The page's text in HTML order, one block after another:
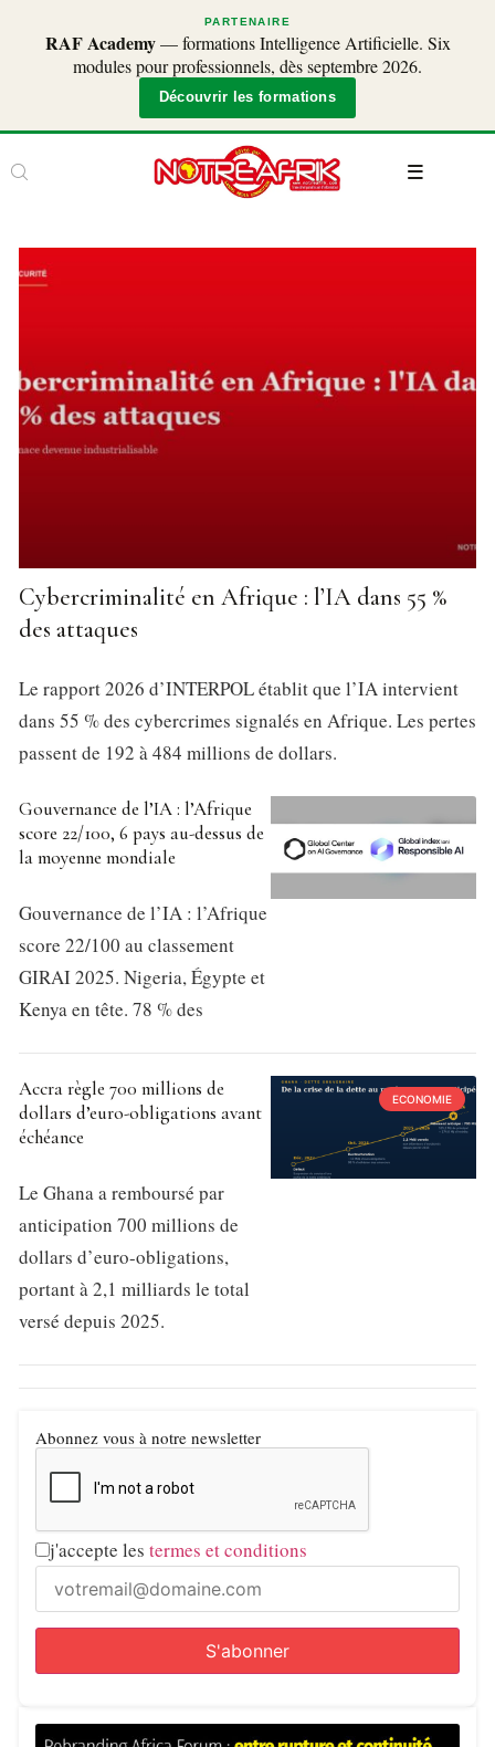
PARTENAIRE
RAF Academy— formations Intelligence Artificielle. Six
modules pour professionnels, dès septembre 2026.
Découvrir les formations
Cybercriminalité en Afrique : l’IA dans 55 %
des attaques
Le rapport 2026 d’INTERPOL établit que l’IA intervient
dans 55 % des cybercrimes signalés en Afrique. Les pertes
passent de 192 à 484 millions de dollars.
Gouvernance de l’IA : l’Afrique
score 22/100, 6 pays au-dessus de
la moyenne mondiale
Gouvernance de l’IA : l’Afrique
score 22/100 au classement
GIRAI 2025. Nigeria, Égypte et
Kenya en tête. 78 % des
ECONOMIE
Accra règle 700 millions de
dollars d’euro-obligations avant
échéance
Le Ghana a remboursé par
anticipation 700 millions de
dollars d’euro-obligations,
portant à 2,1 milliards le total
versé depuis 2025.
Abonnez vous à notre newsletter
j'accepte les termes et conditions